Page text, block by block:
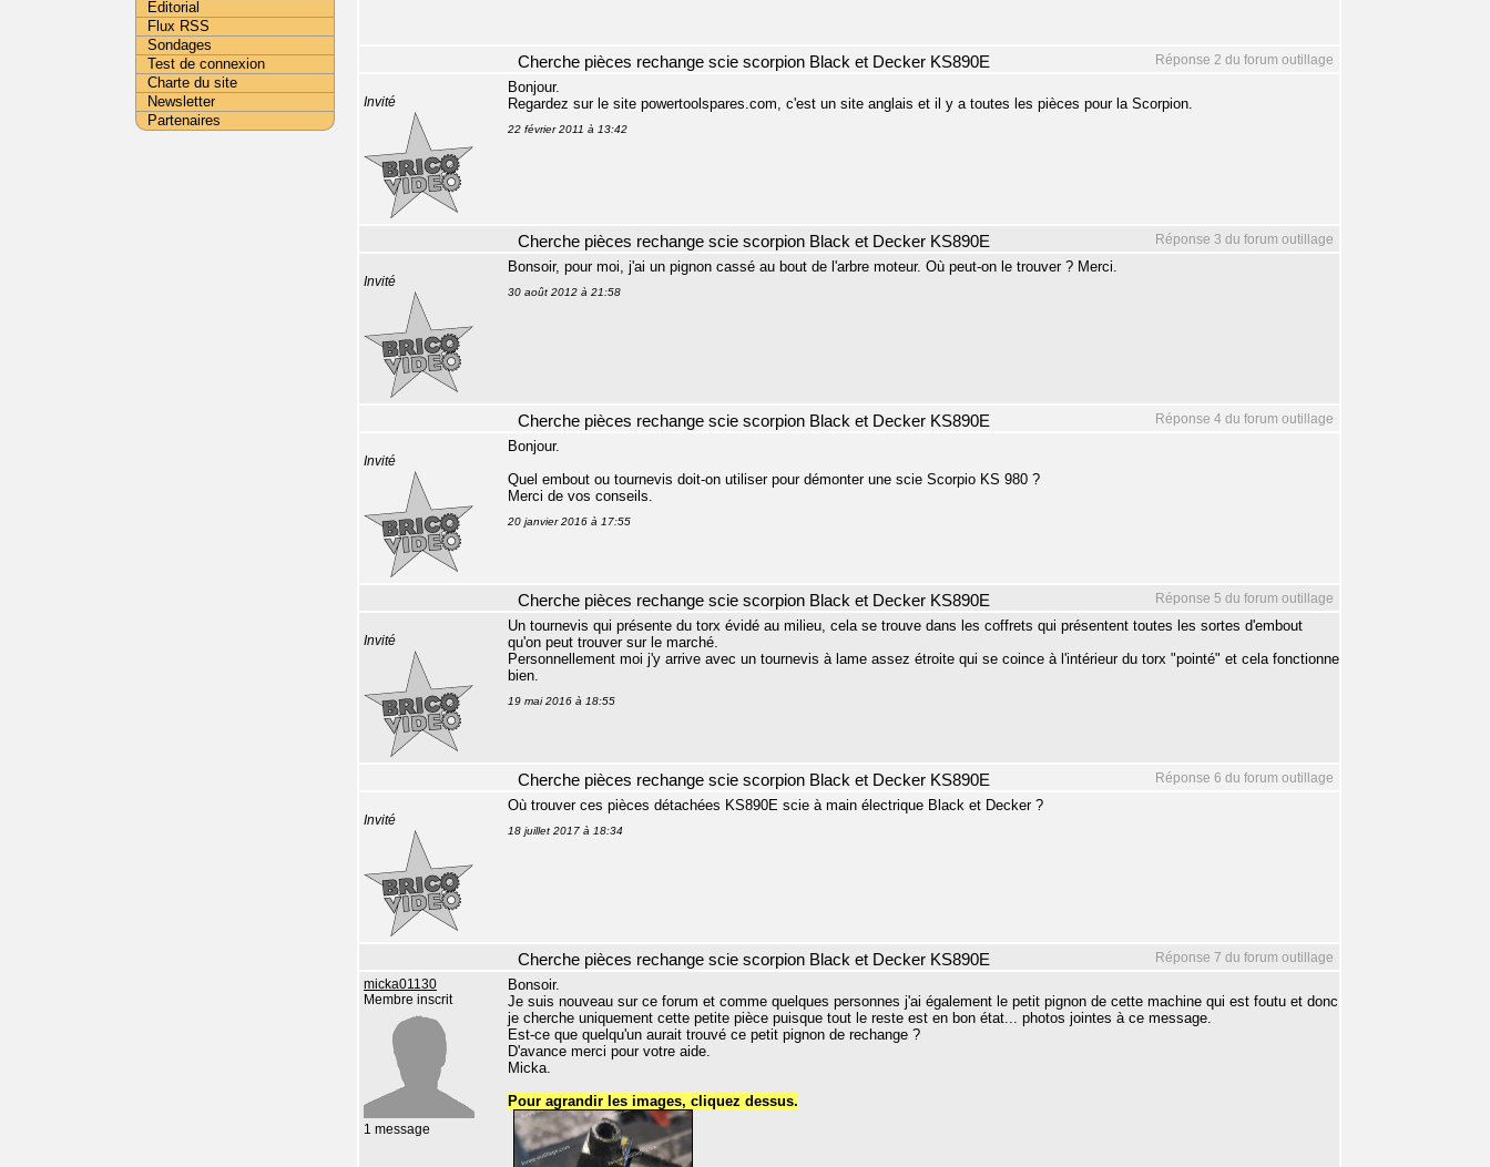
Réponse 2 du forum outillage
Cherche pièces rechange scie scorpion Black et Decker KS890E
Invité
Bonjour.
Regardez sur le site powertoolspares.com, c'est un site anglais et il y a toutes les pièces pour la Scorpion.
22 février 2011 à 13:42
Réponse 3 du forum outillage
Cherche pièces rechange scie scorpion Black et Decker KS890E
Invité
Bonsoir, pour moi, j'ai un pignon cassé au bout de l'arbre moteur. Où peut-on le trouver ? Merci.
30 août 2012 à 21:58
Réponse 4 du forum outillage
Cherche pièces rechange scie scorpion Black et Decker KS890E
Invité
Bonjour.
Quel embout ou tournevis doit-on utiliser pour démonter une scie Scorpio KS 980 ?
Merci de vos conseils.
20 janvier 2016 à 17:55
Réponse 5 du forum outillage
Cherche pièces rechange scie scorpion Black et Decker KS890E
Invité
Un tournevis qui présente du torx évidé au milieu, cela se trouve dans les coffrets qui présentent toutes les sortes d'embout
qu'on peut trouver sur le marché.
Personnellement moi j'y arrive avec un tournevis à lame assez étroite qui se coince à l'intérieur du torx "pointé" et cela fonctionne
bien.
19 mai 2016 à 18:55
Réponse 6 du forum outillage
Cherche pièces rechange scie scorpion Black et Decker KS890E
Invité
Où trouver ces pièces détachées KS890E scie à main électrique Black et Decker ?
18 juillet 2017 à 18:34
Réponse 7 du forum outillage
Cherche pièces rechange scie scorpion Black et Decker KS890E
micka01130
Membre inscrit
1 message
Bonsoir.
Je suis nouveau sur ce forum et comme quelques personnes j'ai également le petit pignon de cette machine qui est foutu et donc
je cherche uniquement cette petite pièce puisque tout le reste est en bon état... photos jointes à ce message.
Est-ce que quelqu'un aurait trouvé ce petit pignon de rechange ?
D'avance merci pour votre aide.
Micka.
Pour agrandir les images, cliquez dessus.
Editorial
Flux RSS
Sondages
Test de connexion
Charte du site
Newsletter
Partenaires